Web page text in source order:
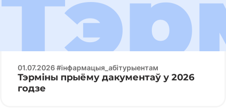
01.07.2026 #інфармацыя_абітурыентам
Тэрміны прыёму дакументаў у 2026
годзе